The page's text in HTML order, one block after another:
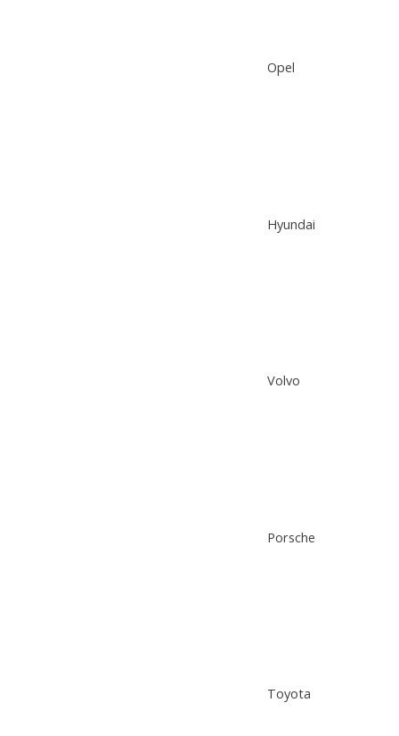
Opel
Hyundai
Volvo
Porsche
Toyota